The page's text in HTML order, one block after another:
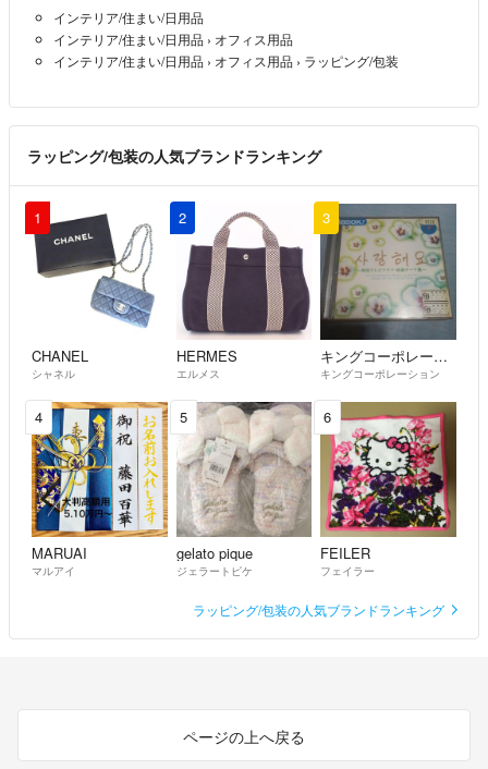
インテリア/住まい/日用品
インテリア/住まい/日用品 › オフィス用品
インテリア/住まい/日用品 › オフィス用品 › ラッピング/包装
ラッピング/包装の人気ブランドランキング
1
CHANEL
シャネル
2
HERMES
エルメス
3
キングコーポレーション
キングコーポレーション
4
MARUAI
マルアイ
5
gelato pique
ジェラートピケ
6
FEILER
フェイラー
ラッピング/包装の人気ブランドランキング
ページの上へ戻る